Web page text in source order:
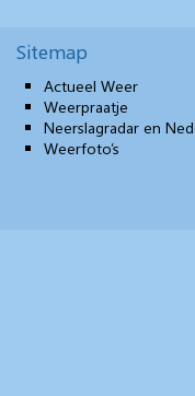
Sitemap
Actueel Weer
Weerpraatje
Neerslagradar en
Weerfoto’s